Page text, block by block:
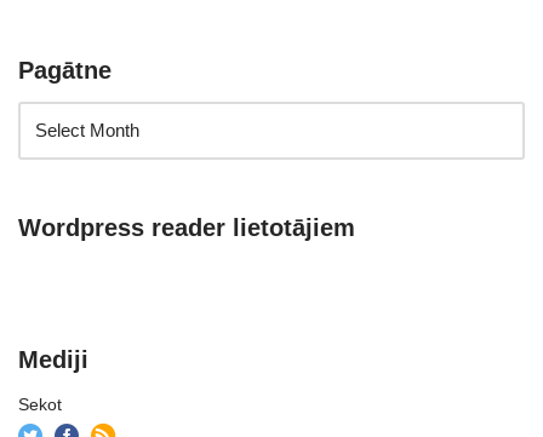
Pagātne
Wordpress reader lietotājiem
Mediji
Sekot